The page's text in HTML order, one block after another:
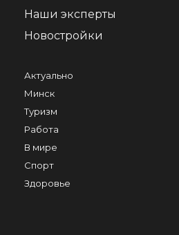
Наши эксперты
Новостройки
Актуально
Минск
Туризм
Работа
В мире
Спорт
Здоровье